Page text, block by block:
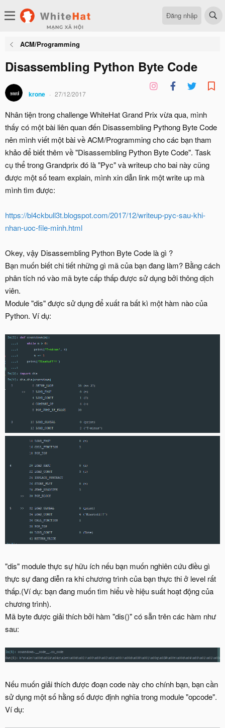
Đăng nhập
ACM/Programming
Disassembling Python Byte Code
krone 27/12/2017
Nhân tiện trong challenge WhiteHat Grand Prix vừa qua, mình
thấy có một bài liên quan đến Disassembling Pythong Byte Code
nên mình viết một bài về ACM/Programming cho các bạn tham
khảo để biết thêm về "Disassembling Python Byte Code". Task
cụ thể trong Grandprix đó là "Pyc" và writeup cho bai này cũng
được một số team explain, mình xin dẫn link một write up mà
mình tìm được:
https://bl4ckbull3t.blogspot.com/2017/12/writeup-pyc-sau-khi-
nhan-uoc-file-minh.html
Okey, vậy Disassembling Python Byte Code là gì ?
Bạn muốn biết chi tiết những gì mã của bạn đang làm? Bằng cách
phân tích nó vào mã byte cấp thấp được sử dụng bởi thông dịch
viên.
Module "dis" được sử dụng để xuất ra bất kì một hàm nào của
Python. Ví dụ:
"dis" module thực sự hữu ích nếu bạn muốn nghiên cứu điều gì
thực sự đang diễn ra khi chương trình của bạn thực thi ở level rất
thấp.(Ví dụ: bạn đang muốn tìm hiểu về hiệu suất hoạt động của
chương trình).
Mã byte được giải thích bởi hàm "dis()" có sẵn trên các hàm như
sau:
Nếu muốn giải thích được đoạn code này cho chính bạn, bạn cần
sử dụng một số hằng số được định nghĩa trong module "opcode".
Ví dụ: